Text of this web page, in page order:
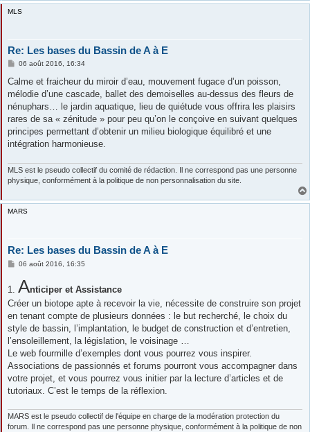
MLS
Re: Les bases du Bassin de A à E
M
s
a
g
06 août 2016, 16:34
Calme et fraicheur du miroir d’eau, mouvement fugace d’un poisson,
mélodie d’une cascade, ballet des demoiselles au-dessus des fleurs de
nénuphars… le jardin aquatique, lieu de quiétude vous offrira les plaisirs
rares de sa « zénitude » pour peu qu’on le conçoive en suivant quelques
principes permettant d’obtenir un milieu biologique équilibré et une
intégration harmonieuse.
MLS est le pseudo collectif du comité de rédaction. Il ne correspond pas une personne
physique, conformément à la politique de non personnalisation du site.
MARS
Re: Les bases du Bassin de A à E
M
s
g
e
06 août 2016, 16:35
1. Anticiper et Assistance
Créer un biotope apte à recevoir la vie, nécessite de construire son projet
en tenant compte de plusieurs données : le but recherché, le choix du
style de bassin, l’implantation, le budget de construction et d’entretien,
l’ensoleillement, la législation, le voisinage …
Le web fourmille d’exemples dont vous pourrez vous inspirer.
Associations de passionnés et forums pourront vous accompagner dans
votre projet, et vous pourrez vous initier par la lecture d’articles et de
tutoriaux. C’est le temps de la réflexion.
MARS est le pseudo collectif de l'équipe en charge de la modération protection du
forum. Il ne correspond pas une personne physique, conformément à la politique de non